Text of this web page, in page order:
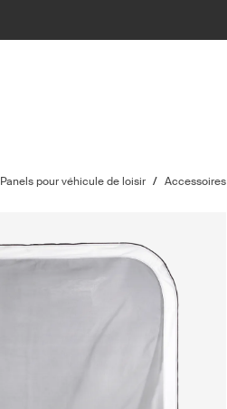
pour véhicule de loisir / Accessoires